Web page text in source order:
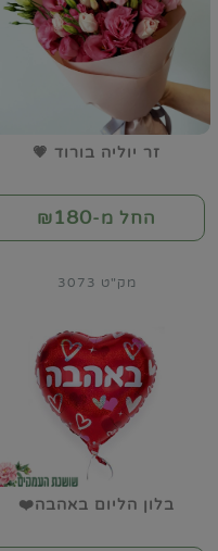
זר יוליה בורוד 💗
החל מ-₪180
בלון הליום באהבה❤️
מק"ט 3073